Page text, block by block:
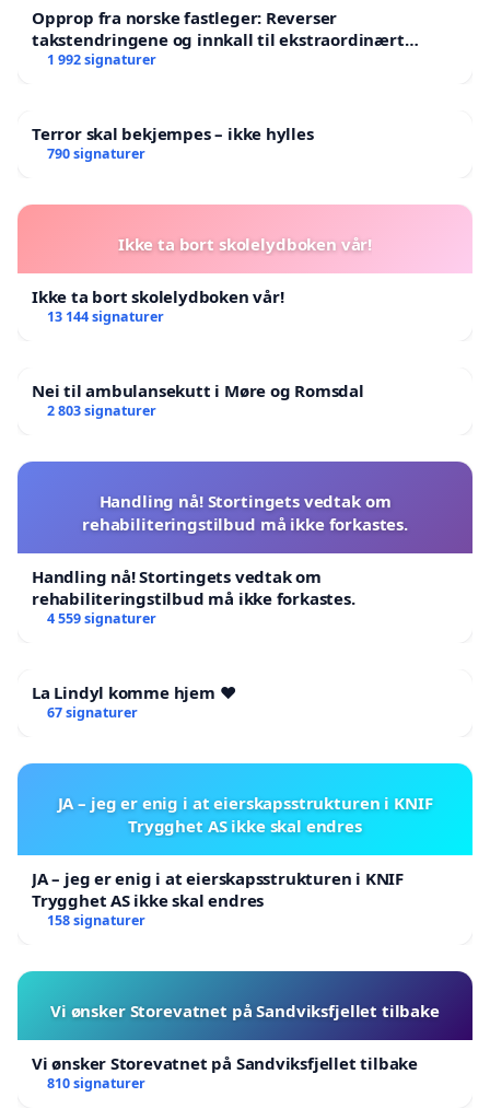
Opprop fra norske fastleger: Reverser
takstendringene og innkall til ekstraordinært
landsråd
1 992 signaturer
Terror skal bekjempes – ikke hylles
790 signaturer
Ikke ta bort skolelydboken vår!
Ikke ta bort skolelydboken vår!
13 144 signaturer
Nei til ambulansekutt i Møre og Romsdal
2 803 signaturer
Handling nå! Stortingets vedtak om
rehabiliteringstilbud må ikke forkastes.
Handling nå! Stortingets vedtak om
rehabiliteringstilbud må ikke forkastes.
4 559 signaturer
La Lindyl komme hjem ❤️
67 signaturer
JA – jeg er enig i at eierskapsstrukturen i KNIF
Trygghet AS ikke skal endres
JA – jeg er enig i at eierskapsstrukturen i KNIF
Trygghet AS ikke skal endres
158 signaturer
Vi ønsker Storevatnet på Sandviksfjellet tilbake
Vi ønsker Storevatnet på Sandviksfjellet tilbake
810 signaturer